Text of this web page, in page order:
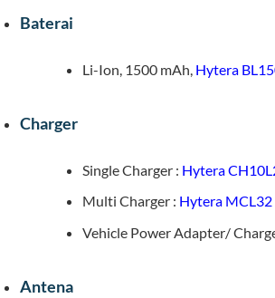
Baterai
Li-Ion, 1500 mAh, Hytera
Charger
Single Charger : Hytera
Multi Charger : Hytera MCL32
Vehicle Power Adapter/
Antena